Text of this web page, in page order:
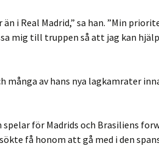
i Real Madrid,” sa han. ”Min
mig till truppen så att jag kan
många av hans nya lagkamrater
för Madrids och Brasiliens
få honom att gå med i den